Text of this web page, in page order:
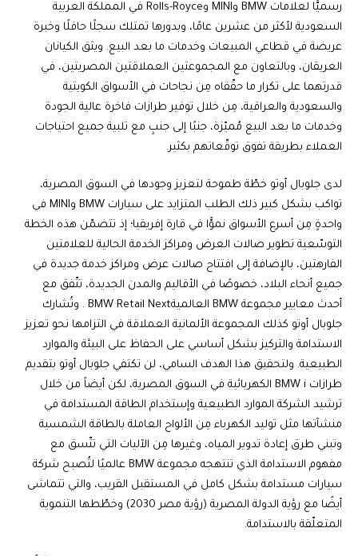
رسميًّا لعلامات BMW وMINI وRolls-Royce في المملكة العربية
السعودية لأكثر من عشرين عامًا، وبدورها تمتلك سجلًا حافلًا وخبرة
عريضة في قطاعي المبيعات وخدمات ما بعد البيع. ويثق الكيانان
العريقان، وبالتعاون مع المجموعتين العملاقتين المصريتين، في
قدرتهما على تكرار ما حقّقاه مِن نجاحات في الأسواق الكويتية
والسعودية والعراقية، مِن خلال توفير طرازات فاخرة عالية الجودة
وخدمات ما بعد البيع مُميّزة، جنبًا إلى جنبٍ مع تلبية جميع احتياجات
العملاء بطريقة تفوق توقّعاتهم بكثير.
لدى جلوبال أوتو خطّة طموحة لتعزيز وجودها في السوق المصرية،
تواكب بشكل كبير ذلك الطلب المتزايد على سيارات BMW وMINI في
واحدةٍ مِن أسرع الأسواق نموًّا في قارة إفريقيا؛ إذ تتضمّن هذه الخطة
التوسّعية تطوير صالات العرض ومراكز الخدمة الحالية للعلامتين
الفارهتين، بالإضافة إلى افتتاح صالات عرض ومراكز خدمة جديدة في
جميع أنحاء البلاد، خصوصًا في الأقاليم والمدن الجديدة، تتّفق مع
أحدث معايير مجموعة BMW العالميةBMW Retail Next . وتُشارك
جلوبال أوتو كذلك المجموعة الألمانية العملاقة في التزامها نحو تعزيز
الاستدامة والتركيز بشكل أساسي على الحفاظ على البيئة والموارد
الطبيعية. ولتحقيق هذا الهدف السامي، لن تكتفي جلوبال أوتو بتقديم
طرازات BMW i الكهربائية في السوق المصرية، لكن أيضاً من خلال
ترشيد الشركة الموارد الطبيعية وإستخدام الطاقة المستدامة في
منشآتها مثل توليد الكهرباء مِن الألواح العاملة بالطاقة الشمسية
وتبني طرق إعادة تدوير المياه، وغيرها مِن الآليات التي تتّسق مع
مفهوم الاستدامة الذي تنتهجه مجموعة BMW عالميًا لتُصبح شركة
سيارات مستدامة بشكل كامل في المستقبل القريب، والتي تتماشى
أيضًا مع رؤية الدولة المصرية (رؤية مصر 2030) وخطّطها التنموية
المتعلّقة بالاستدامة.